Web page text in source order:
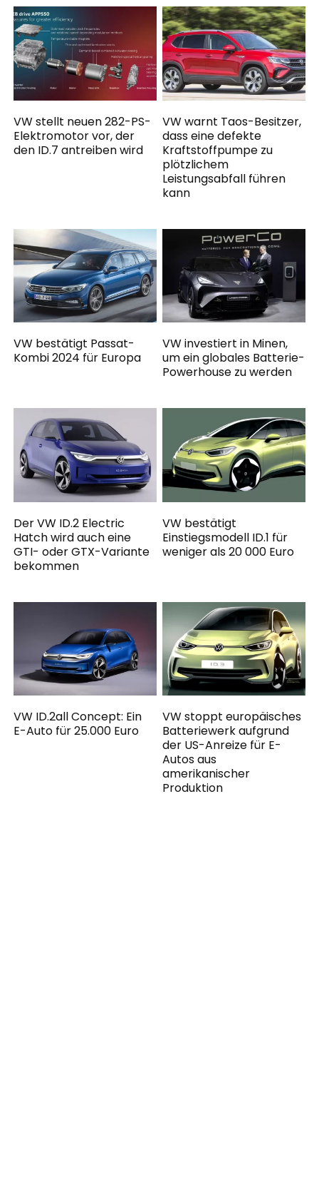
VW stellt neuen 282-PS-
Elektromotor vor, der
den ID.7 antreiben wird
VW warnt Taos-Besitzer,
dass eine defekte
Kraftstoffpumpe zu
plötzlichem
Leistungsabfall führen
kann
VW bestätigt Passat-
Kombi 2024 für Europa
VW investiert in Minen,
um ein globales Batterie-
Powerhouse zu werden
Der VW ID.2 Electric
Hatch wird auch eine
GTI- oder GTX-Variante
bekommen
VW bestätigt
Einstiegsmodell ID.1 für
weniger als 20 000 Euro
VW ID.2all Concept: Ein
E-Auto für 25.000 Euro
VW stoppt europäisches
Batteriewerk aufgrund
der US-Anreize für E-
Autos aus
amerikanischer
Produktion